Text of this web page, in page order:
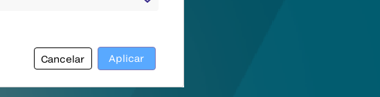
Cancelar Aplicar